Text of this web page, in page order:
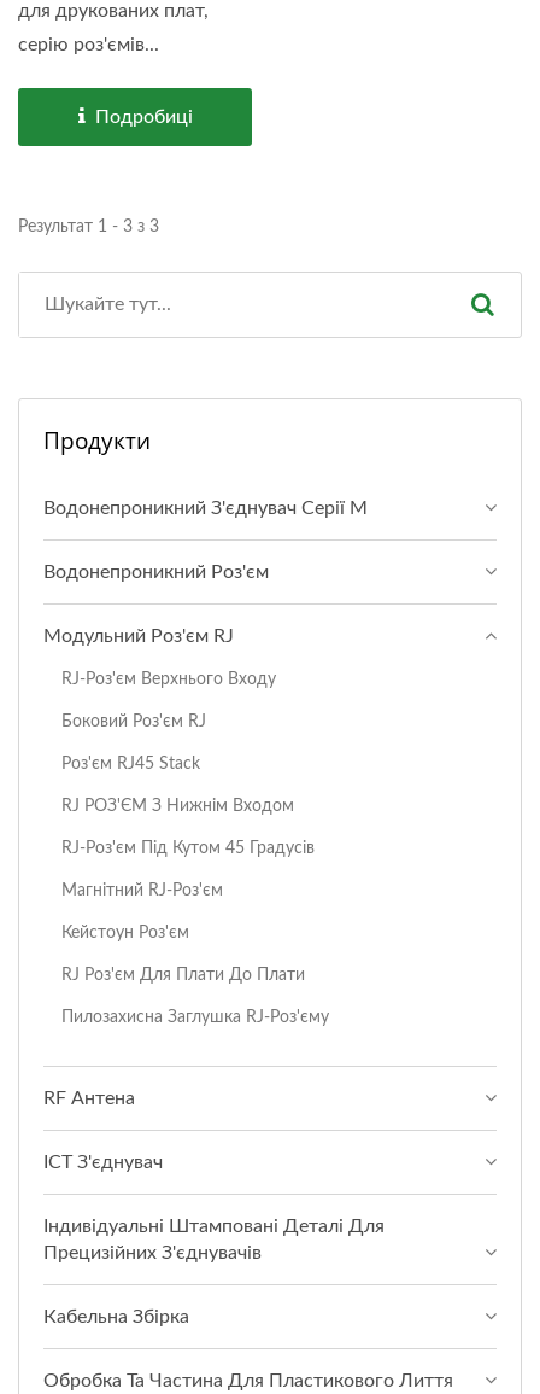
для друкованих плат,
серію роз'ємів...
Подробиці
Результат 1 - 3 з 3
Продукти
Водонепроникний З'єднувач Серії M
Водонепроникний Роз'єм
Модульний Роз'єм RJ
RJ-Роз'єм Верхнього Входу
Боковий Роз'єм RJ
Роз'єм RJ45 Stack
RJ РОЗ'ЄМ З Нижнім Входом
RJ-Роз'єм Під Кутом 45 Градусів
Магнітний RJ-Роз'єм
Кейстоун Роз'єм
RJ Роз'єм Для Плати До Плати
Пилозахисна Заглушка RJ-Роз'єму
RF Антена
ICT З'єднувач
Індивідуальні Штамповані Деталі Для
Прецизійних З'єднувачів
Кабельна Збірка
Обробка Та Частина Для Пластикового Лиття